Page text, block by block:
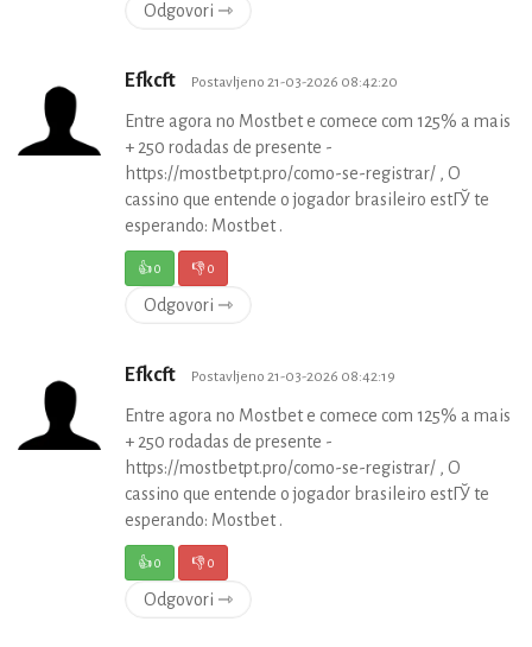
Odgovori ⇾
Efkcft Postavljeno 21-03-2026 08:42:20
Entre agora no Mostbet e comece com 125% a mais
+ 250 rodadas de presente -
https://mostbetpt.pro/como-se-registrar/ , O
cassino que entende o jogador brasileiro estГЎ te
esperando: Mostbet .
👍0 👎0
Odgovori ⇾
Efkcft Postavljeno 21-03-2026 08:42:19
Entre agora no Mostbet e comece com 125% a mais
+ 250 rodadas de presente -
https://mostbetpt.pro/como-se-registrar/ , O
cassino que entende o jogador brasileiro estГЎ te
esperando: Mostbet .
👍0 👎0
Odgovori ⇾